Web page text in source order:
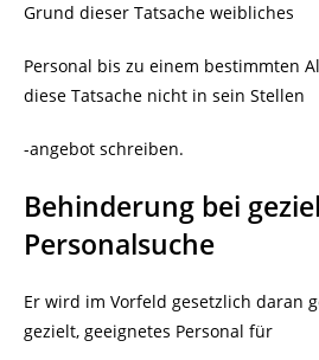
Grund dieser Tatsache weibliches
Personal bis zu einem bestimmten
diese Tatsache nicht in sein Stellen
-angebot schreiben.
Behinderung bei
Personalsuche
Er wird im Vorfeld gesetzlich daran
gezielt, geeignetes Personal für